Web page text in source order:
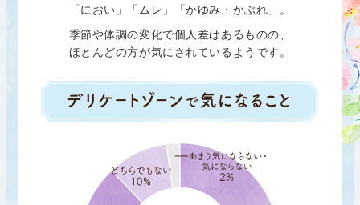
「におい」「ムレ」「かゆみ・かぶれ」。
季節や体調の変化で個人差はあるものの、
ほとんどの方が気にされているようです。